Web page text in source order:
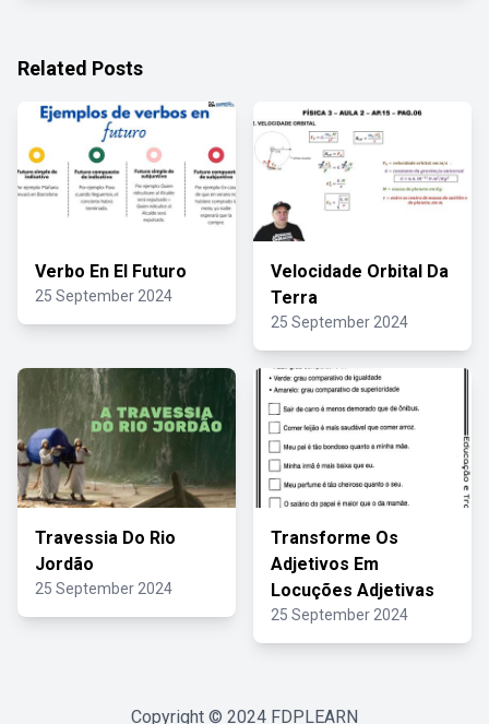
Related Posts
Verbo En El Futuro
25 September 2024
Velocidade Orbital Da
Terra
25 September 2024
Travessia Do Rio
Jordão
25 September 2024
Transforme Os
Adjetivos Em
Locuções Adjetivas
25 September 2024
Copyright © 2024 FDPLEARN